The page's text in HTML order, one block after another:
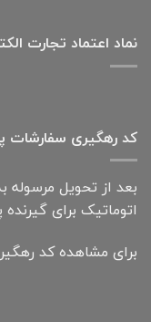
نماد اعتماد تجارت
کد رهگیری
بعد از تحویل
اتوماتیک برای
برای مشاهده کد